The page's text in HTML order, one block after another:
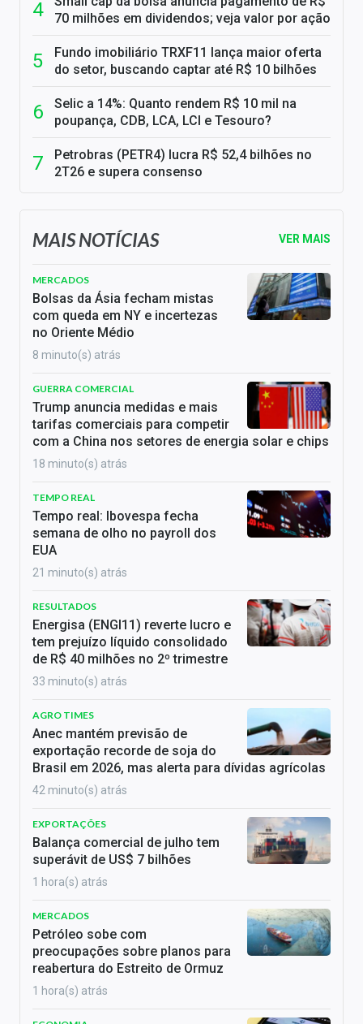
70 milhões em dividendos; veja valor por ação
Fundo imobiliário TRXF11 lança maior oferta
do setor, buscando captar até R$ 10 bilhões
Selic a 14%: Quanto rendem R$ 10 mil na
poupança, CDB, LCA, LCI e Tesouro?
Petrobras (PETR4) lucra R$ 52,4 bilhões no
2T26 e supera consenso
MAIS NOTÍCIAS VER MAIS
MERCADOS
Bolsas da Ásia fecham mistas
com queda em NY e incertezas
no Oriente Médio
8 minuto(s) atrás
GUERRA COMERCIAL
Trump anuncia medidas e mais
tarifas comerciais para competir
com a China nos setores de energia solar e chips
18 minuto(s) atrás
TEMPO REAL
Tempo real: Ibovespa fecha
semana de olho no payroll dos
EUA
21 minuto(s) atrás
RESULTADOS
Energisa (ENGI11) reverte lucro e
tem prejuízo líquido consolidado
de R$ 40 milhões no 2º trimestre
33 minuto(s) atrás
AGRO TIMES
Anec mantém previsão de
exportação recorde de soja do
Brasil em 2026, mas alerta para dívidas agrícolas
42 minuto(s) atrás
EXPORTAÇÕES
Balança comercial de julho tem
superávit de US$ 7 bilhões
1 hora(s) atrás
MERCADOS
Petróleo sobe com
preocupações sobre planos para
reabertura do Estreito de Ormuz
1 hora(s) atrás